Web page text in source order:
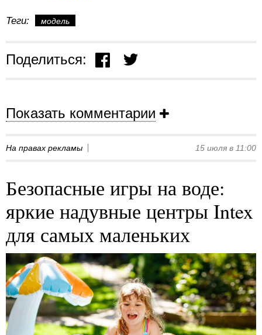
Теги: модель
Поделиться:
Показать комментарии
На правах рекламы 15 июля в 11:00
Безопасные игры на воде:
яркие надувные центры Intex
для самых маленьких